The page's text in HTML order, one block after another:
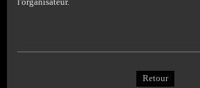
l'organisateur.
Retour